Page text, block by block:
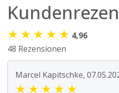
★ ★ ★ ★ ★ 4,96
48 Rezensionen
Marcel Kapitschke,
★ ★ ★ ★ ★